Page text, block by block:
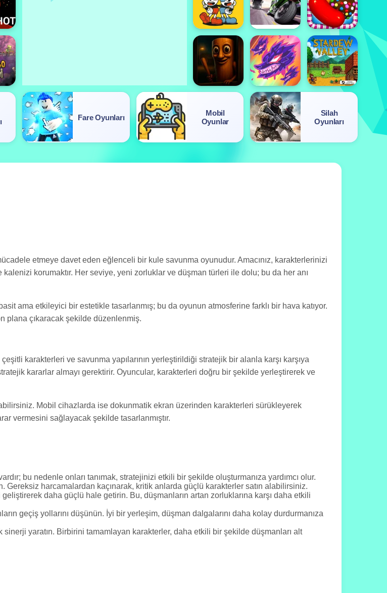
Fare Oyunları
Mobil
Oyunlar
Silah
Oyunları
etmeye davet eden eğlenceli bir kule savunma oyunudur. Amacınız, karakterlerinizi
korumaktır. Her seviye, yeni zorluklar ve düşman türleri ile dolu; bu da her anı
ama etkileyici bir estetikle tasarlanmış; bu da oyunun atmosferine farklı bir hava katıyor.
plana çıkaracak şekilde düzenlenmiş.
karakterleri ve savunma yapılarının yerleştirildiği stratejik bir alanla karşı karşıya
kararlar almayı gerektirir. Oyuncular, karakterleri doğru bir şekilde yerleştirerek ve
Mobil cihazlarda ise dokunmatik ekran üzerinden karakterleri sürükleyerek
vermesini sağlayacak şekilde tasarlanmıştır.
bu nedenle onları tanımak, stratejinizi etkili bir şekilde oluşturmanıza yardımcı olur.
Gereksiz harcamalardan kaçınarak, kritik anlarda güçlü karakterler satın alabilirsiniz.
daha güçlü hale getirin. Bu, düşmanların artan zorluklarına karşı daha etkili
geçiş yollarını düşünün. İyi bir yerleşim, düşman dalgalarını daha kolay durdurmanıza
yaratın. Birbirini tamamlayan karakterler, daha etkili bir şekilde düşmanları alt